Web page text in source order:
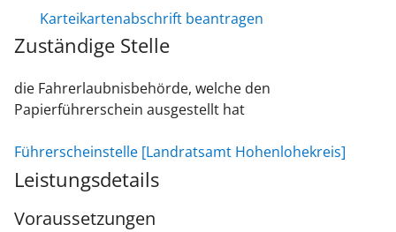
Karteikartenabschrift beantragen
Zuständige Stelle
die Fahrerlaubnisbehörde, welche den
Papierführerschein ausgestellt hat
Führerscheinstelle [Landratsamt Hohenlohekreis]
Leistungsdetails
Voraussetzungen